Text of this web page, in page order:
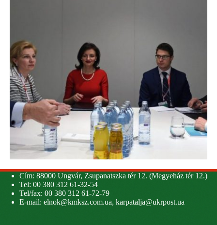
Cím: 88000 Ungvár, Zsupanatszka tér 12. (Megyeház tér 12.)
Tel: 00 380 312 61-32-54
Tel/fax: 00 380 312 61-72-79
E-mail: elnok@kmksz.com.ua, karpatalja@ukrpost.ua